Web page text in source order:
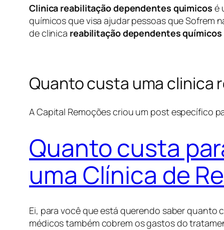
Clinica reabilitação dependentes quimicos é
químicos que visa ajudar pessoas que Sofrem
de clinica reabilitação dependentes químicos
Quanto custa uma clinica
A Capital Remoções criou um post específico
Quanto custa
uma Clínica de
Ei, para você que está querendo saber quanto
médicos também cobrem os gastos do